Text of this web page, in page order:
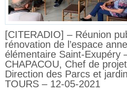
[CITERADIO] – Réunion
rénovation de l’espace
élémentaire Saint-Exupéry
CHAPACOU, Chef de
Direction des Parcs et
TOURS – 12-05-2021